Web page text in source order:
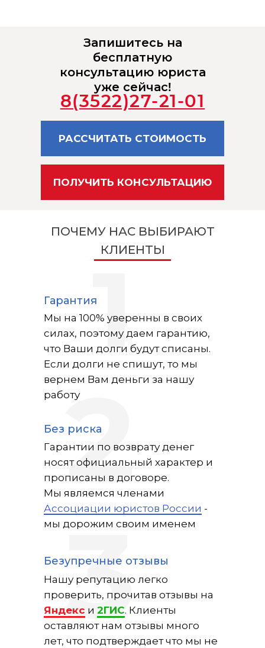
Запишитесь на
бесплатную
консультацию юриста
уже сейчас!
8(3522)27-21-01
РАССЧИТАТЬ СТОИМОСТЬ
ПОЛУЧИТЬ КОНСУЛЬТАЦИЮ
ПОЧЕМУ НАС ВЫБИРАЮТ
КЛИЕНТЫ
3
2
1
Гарантия
Без риска
Безупречные отзывы
Мы на 100% уверенны в своих
силах, поэтому даем гарантию,
что Ваши долги будут списаны.
Если долги не спишут, то мы
вернем Вам деньги за нашу
работу
Гарантии по возврату денег
носят официальный характер и
прописаны в договоре.
Мы являемся членами
Ассоциации юристов России -
мы дорожим своим именем
Нашу репутацию легко
проверить, прочитав отзывы на
Яндекс и 2ГИС. Клиенты
оставляют нам отзывы много
лет, что подтверждает что мы не